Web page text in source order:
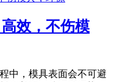
效，不伤模
中，模具表面会不可避